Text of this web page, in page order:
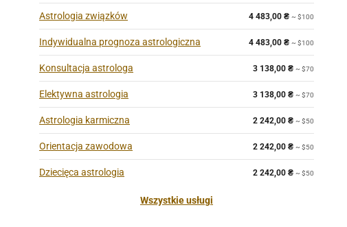
Astrologia związków 4 483,00 ₴ ~ $100
Indywidualna prognoza astrologiczna 4 483,00 ₴ ~ $100
Konsultacja astrologa 3 138,00 ₴ ~ $70
Elektywna astrologia 3 138,00 ₴ ~ $70
Astrologia karmiczna 2 242,00 ₴ ~ $50
Orientacja zawodowa 2 242,00 ₴ ~ $50
Dziecięca astrologia 2 242,00 ₴ ~ $50
Wszystkie usługi